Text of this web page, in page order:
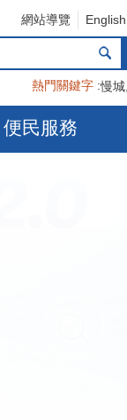
網站導覽 English
熱門關鍵字 慢城
便民服務